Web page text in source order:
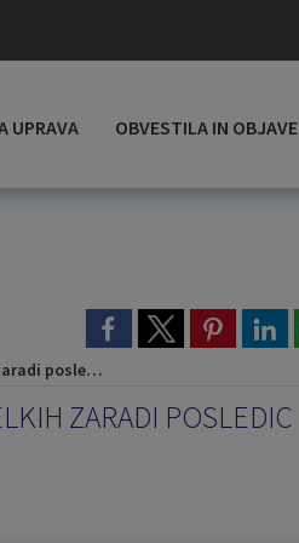
UPRAVA OBVESTILA IN OBJAVE
v letu 2025
ZARADI POSLEDIC